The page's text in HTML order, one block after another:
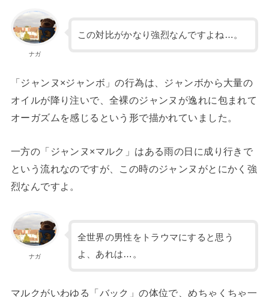
ナガ
この対比がかなり強烈なんですよね…。
「ジャンヌ×ジャンボ」の行為は、ジャンボから大量の
オイルが降り注いで、全裸のジャンヌが逸れに包まれて
オーガズムを感じるという形で描かれていました。
一方の「ジャンヌ×マルク」はある雨の日に成り行きで
という流れなのですが、この時のジャンヌがとにかく強
烈なんですよ。
ナガ
全世界の男性をトラウマにすると思う
よ、あれは…。
マルクがいわゆる「バック」の体位で、めちゃくちゃ一